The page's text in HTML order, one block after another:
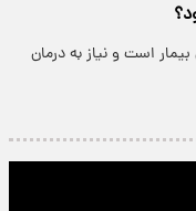
است و نیاز به درمان